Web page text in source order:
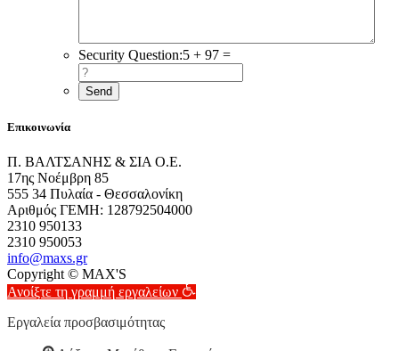
Security Question:5 + 97 =
Επικοινωνία
Π. ΒΑΛΤΣΑΝΗΣ & ΣΙΑ Ο.Ε.
17ης Νοέμβρη 85
555 34 Πυλαία - Θεσσαλονίκη
Αριθμός ΓΕΜΗ: 128792504000
2310 950133
2310 950053
info@maxs.gr
Copyright © MAX'S
Ανοίξτε τη γραμμή εργαλείων
Εργαλεία προσβασιμότητας